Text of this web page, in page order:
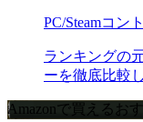
PC/Steamコン
ランキングの
ーを徹底比較
Amazonで買えるお